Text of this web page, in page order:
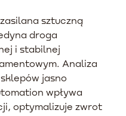
sztuczną
droga
i stabilnej
Analiza
jasno
wpływa
optymalizuje zwrot